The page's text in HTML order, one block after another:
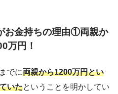
お金持ちの理由①両親か
万円！
でに両親から1200万円とい
いたということを明かしてい